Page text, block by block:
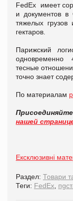
FedEx имеет
и документов в
тяжелых
гектаров.
Парижский
одновременно
тесные
точно знает
По материалам
нашей
Ексклюзивні
Раздел: Товари
Теги: FedEx